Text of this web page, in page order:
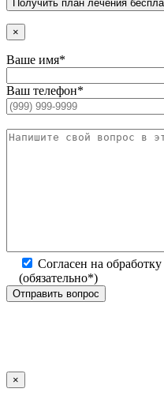
×
Ваше имя*
Ваш телефон*
Согласен на обработку
(обязательно*)
×